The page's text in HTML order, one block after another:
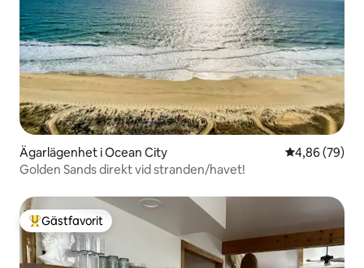
Ägarlägenhet i Ocean City 4,86 av 5 i
4,86 (79)
Golden Sands direkt vid stranden/havet!
Populär gästfavorit
Gästfavorit